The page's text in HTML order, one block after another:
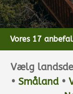
Vores 17
Vælg
• Småland•